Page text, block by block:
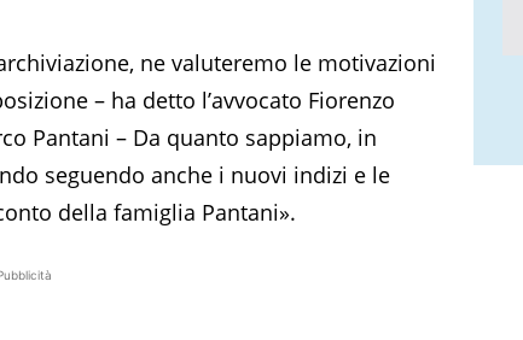
ne valuteremo le motivazioni
– ha detto l’avvocato Fiorenzo
Pantani – Da quanto sappiamo, in
seguendo anche i nuovi indizi e le
della famiglia Pantani».